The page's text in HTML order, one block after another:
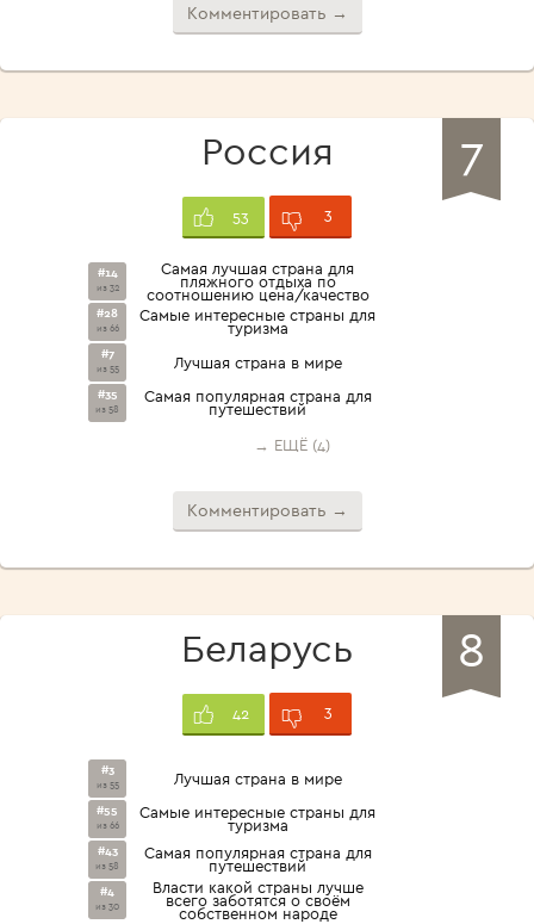
Комментировать →
7
Россия
53 3
#14
из 32
Самая лучшая страна для
пляжного отдыха по
соотношению цена/качество
#28
из 66
Самые интересные страны для
туризма
#7
из 55 Лучшая страна в мире
#35
из 58
Самая популярная страна для
путешествий
→ ЕЩЁ (4)
Комментировать →
8
Беларусь
42 3
#3
из 55 Лучшая страна в мире
#55
из 66
Самые интересные страны для
туризма
#43
из 58
Самая популярная страна для
путешествий
#4
из 30
Власти какой страны лучше
всего заботятся о своём
собственном народе